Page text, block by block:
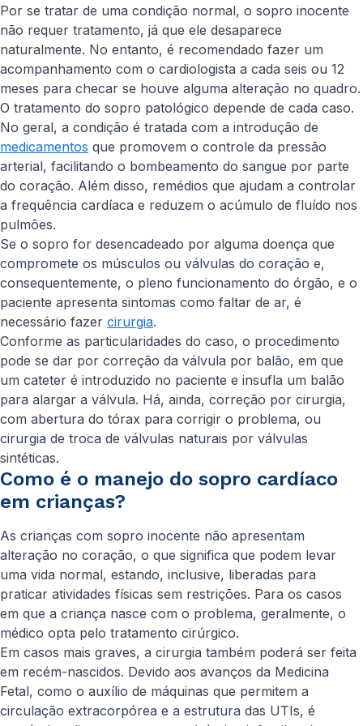
Por se tratar de uma condição normal, o sopro inocente
não requer tratamento, já que ele desaparece
naturalmente. No entanto, é recomendado fazer um
acompanhamento com o cardiologista a cada seis ou 12
meses para checar se houve alguma alteração no quadro.
O tratamento do sopro patológico depende de cada caso.
No geral, a condição é tratada com a introdução de
medicamentos que promovem o controle da pressão
arterial, facilitando o bombeamento do sangue por parte
do coração. Além disso, remédios que ajudam a controlar
a frequência cardíaca e reduzem o acúmulo de fluído nos
pulmões.
Se o sopro for desencadeado por alguma doença que
compromete os músculos ou válvulas do coração e,
consequentemente, o pleno funcionamento do órgão, e o
paciente apresenta sintomas como faltar de ar, é
necessário fazer cirurgia.
Conforme as particularidades do caso, o procedimento
pode se dar por correção da válvula por balão, em que
um cateter é introduzido no paciente e insufla um balão
para alargar a válvula. Há, ainda, correção por cirurgia,
com abertura do tórax para corrigir o problema, ou
cirurgia de troca de válvulas naturais por válvulas
sintéticas.
Como é o manejo do sopro cardíaco
em crianças?
As crianças com sopro inocente não apresentam
alteração no coração, o que significa que podem levar
uma vida normal, estando, inclusive, liberadas para
praticar atividades físicas sem restrições. Para os casos
em que a criança nasce com o problema, geralmente, o
médico opta pelo tratamento cirúrgico.
Em casos mais graves, a cirurgia também poderá ser feita
em recém-nascidos. Devido aos avanços da Medicina
Fetal, como o auxílio de máquinas que permitem a
circulação extracorpórea e a estrutura das UTIs, é